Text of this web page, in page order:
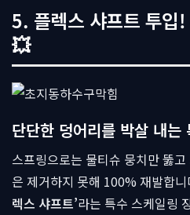
5. 플렉스 샤프트 투입
💥
단단한 덩어리를 박살 내는
스프링으로는 물티슈 뭉치만 뚫
은 제거하지 못해 100% 재발합
렉스 샤프트’라는 특수 스케일링